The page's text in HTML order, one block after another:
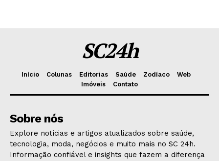
SC24h
Início Colunas Editorias Saúde Zodíaco
Web
Imóveis
Contato
Sobre nós
Explore notícias e artigos atualizados sobre saúde,
tecnologia, moda, negócios e muito mais no SC 24h.
Informação confiável e insights que fazem a diferença